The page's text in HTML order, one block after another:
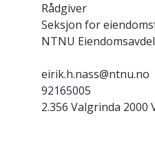
Rådgiver
Seksjon for
NTNU
eirik.h.nass@ntnu.no
92165005
2.356 Valgrinda